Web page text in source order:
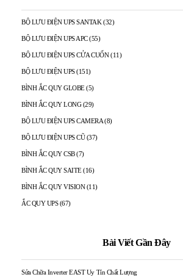
BỘ LƯU ĐIỆN UPS SANTAK (32)
BỘ LƯU ĐIỆN UPS APC (55)
BỘ LƯU ĐIỆN UPS CỬA CUỐN (11)
BỘ LƯU ĐIỆN UPS (151)
BÌNH ẮC QUY GLOBE (5)
BÌNH ẮC QUY LONG (29)
BỘ LƯU ĐIỆN UPS CAMERA (8)
BỘ LƯU ĐIỆN UPS CŨ (37)
BÌNH ẮC QUY CSB (7)
BÌNH ẮC QUY SAITE (16)
BÌNH ẮC QUY VISION (11)
ẮC QUY UPS (67)
Bài Viết Gần Đây
Sửa Chữa Inverter EAST Uy Tín Chất Lượng